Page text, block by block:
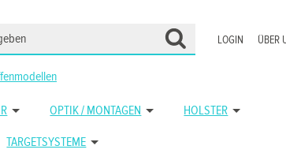
ÜBER
LOGIN
OPTIK / MONTAGEN HOLSTER
TARGETSYSTEME